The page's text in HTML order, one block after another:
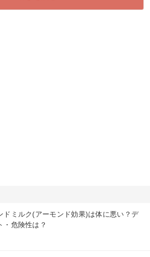
ドミルク(アーモンド効果)は体に悪い？デ
・危険性は？